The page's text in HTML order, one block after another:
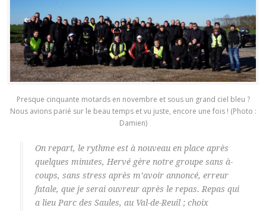
Presque cinquante motards en novembre et sous un grand ciel bleu ?
Nous avions parié sur le beau temps et vu juste, encore une fois ! (Photo :
Damien)
On repart, le rythme est à nouveau en place après
quelques minutes, Hervé gère notre groupe sans à-
coups, sans stress après m’avoir annoncé, erreur
fatale, que je serai ouvreur après le repas. Repas qui
a lieu Parc des Saules, au Val-de-Reuil ; choix